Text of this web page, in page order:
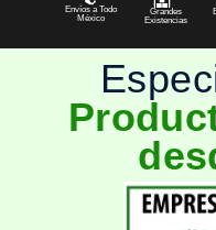
Envíos a Todo
México
Grandes
Existencias